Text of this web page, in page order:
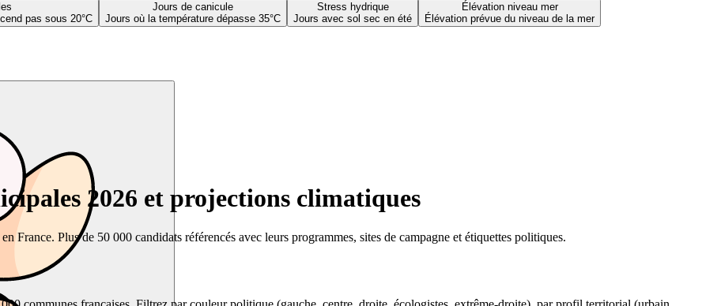
pas sous 20°C
Jours de canicule
Jours où la température dépasse 35°C
Stress hydrique
Jours avec sol sec en été
Élévation niveau mer
Élévation prévue du niveau de la mer
2026 et projections climatiques
France. Plus de 50 000 candidats référencés avec leurs programmes, sites de campagne et étiquettes politiques.